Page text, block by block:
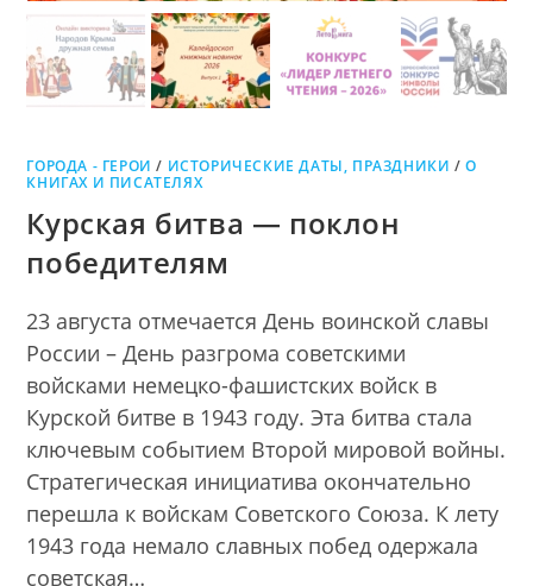
ГОРОДА - ГЕРОИ / ИСТОРИЧЕСКИЕ ДАТЫ, ПРАЗДНИКИ /О
КНИГАХ И ПИСАТЕЛЯХ
Курская битва — поклон
победителям
23 августа отмечается День воинской славы
России – День разгрома советскими
войсками немецко-фашистских войск в
Курской битве в 1943 году. Эта битва стала
ключевым событием Второй мировой войны.
Стратегическая инициатива окончательно
перешла к войскам Советского Союза. К лету
1943 года немало славных побед одержала
советская…